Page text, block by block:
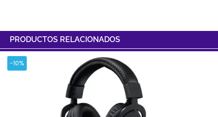
PRODUCTOS RELACIONADOS
-10%